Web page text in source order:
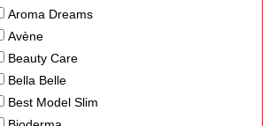
Aroma Dreams
Avène
Beauty Care
Bella Belle
Best Model Slim